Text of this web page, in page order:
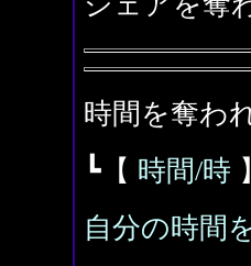
時間を奪わ
┗【 時間/時 】
自分の時間